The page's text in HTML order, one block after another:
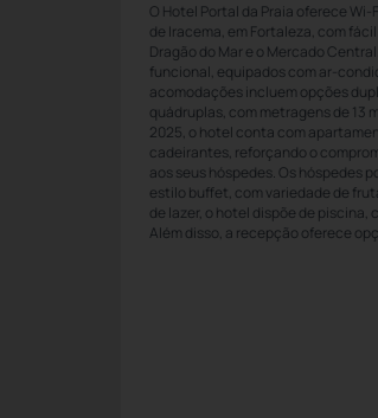
O Hotel Portal da Praia oferece
de Iracema, em Fortaleza, com
Dragão do Mar e o Mercado
funcional, equipados com ar-
acomodações incluem opções
quádruplas, com metragens de 13
2025, o hotel conta com
cadeirantes, reforçando o
aos seus hóspedes. Os hóspedes
estilo buffet, com variedade de
de lazer, o hotel dispõe de piscina,
Além disso, a recepção oferece